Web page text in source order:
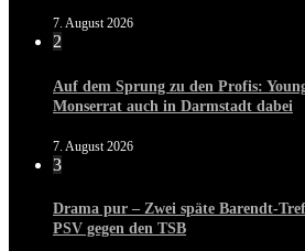
7. August 2026
2
Auf dem Sprung zu den Profis:
Monserrat auch in Darmstadt dabei
7. August 2026
3
Drama pur – Zwei späte Barendt-
PSV gegen den TSB